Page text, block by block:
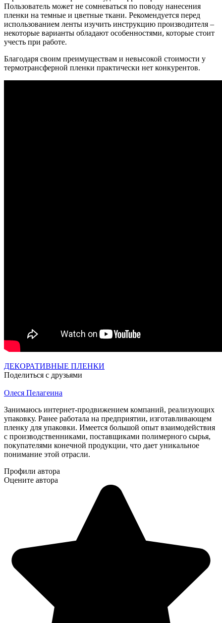
Пользователь может не сомневаться по поводу нанесения
пленки на темные и цветные ткани. Рекомендуется перед
использованием ленты изучить инструкцию производителя –
некоторые варианты обладают особенностями, которые стоит
учесть при работе.
Благодаря своим преимуществам и невысокой стоимости у
термотрансферной пленки практически нет конкурентов.
ДЕКОРАТИВНЫЕ ПЛЕНКИ
Поделиться с друзьями
Олеся Пелагеина
Занимаюсь интернет-продвижением компаний, реализующих
упаковку. Ранее работала на предприятии, изготавливающем
пленку для упаковки. Имеется большой опыт взаимодействия
с производственниками, поставщиками полимерного сырья,
покупателями конечной продукции, что дает уникальное
понимание этой отрасли.
Профили автора
Оцените автора